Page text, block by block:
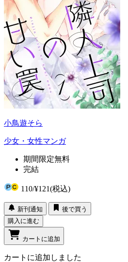
小鳥遊そら
少女・女性マンガ
期間限定無料
完結
110/¥121(税込)
新刊通知
後で買う
購入に進む
カートに追加
カートに追加しました